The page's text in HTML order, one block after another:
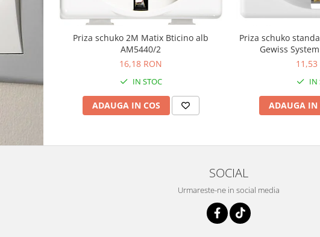
Priza schuko 2M Matix Bticino alb
AM5440/2
16,18 RON
IN STOC
ADAUGA IN COS
Priza schuko
Gewiss
11,53
IN
ADAUGA IN
SOCIAL
Urmareste-ne in social media